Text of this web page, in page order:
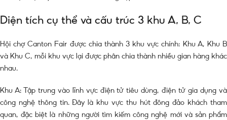
Diện tích cụ thể và cấu trúc 3 khu A, B, C
Hội chợ Canton Fair được chia thành 3 khu vực chính: Khu A, Khu B
và Khu C, mỗi khu vực lại được phân chia thành nhiều gian hàng khác
nhau.
Khu A: Tập trung vào lĩnh vực điện tử tiêu dùng, điện tử gia dụng và
công nghệ thông tin. Đây là khu vực thu hút đông đảo khách tham
quan, đặc biệt là những người tìm kiếm công nghệ mới và sản phẩm